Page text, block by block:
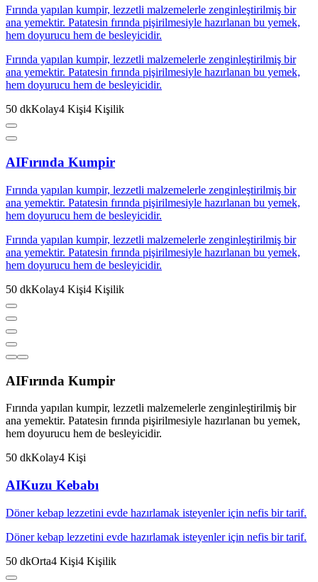
Fırında yapılan kumpir, lezzetli malzemelerle zenginleştirilmiş bir
ana yemektir. Patatesin fırında pişirilmesiyle hazırlanan bu yemek,
hem doyurucu hem de besleyicidir.
Fırında yapılan kumpir, lezzetli malzemelerle zenginleştirilmiş bir
ana yemektir. Patatesin fırında pişirilmesiyle hazırlanan bu yemek,
hem doyurucu hem de besleyicidir.
50 dkKolay4 Kişi4 Kişilik
AIFırında Kumpir
Fırında yapılan kumpir, lezzetli malzemelerle zenginleştirilmiş bir
ana yemektir. Patatesin fırında pişirilmesiyle hazırlanan bu yemek,
hem doyurucu hem de besleyicidir.
Fırında yapılan kumpir, lezzetli malzemelerle zenginleştirilmiş bir
ana yemektir. Patatesin fırında pişirilmesiyle hazırlanan bu yemek,
hem doyurucu hem de besleyicidir.
50 dkKolay4 Kişi4 Kişilik
AIFırında Kumpir
Fırında yapılan kumpir, lezzetli malzemelerle zenginleştirilmiş bir
ana yemektir. Patatesin fırında pişirilmesiyle hazırlanan bu yemek,
hem doyurucu hem de besleyicidir.
50 dkKolay4 Kişi
AIKuzu Kebabı
Döner kebap lezzetini evde hazırlamak isteyenler için nefis bir tarif.
Döner kebap lezzetini evde hazırlamak isteyenler için nefis bir tarif.
50 dkOrta4 Kişi4 Kişilik